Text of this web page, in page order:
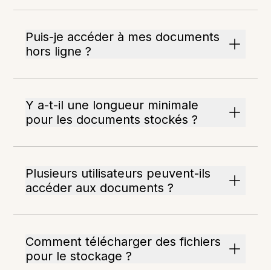
Puis-je accéder à mes documents
hors ligne ?
Y a-t-il une longueur minimale
pour les documents stockés ?
Plusieurs utilisateurs peuvent-ils
accéder aux documents ?
Comment télécharger des fichiers
pour le stockage ?